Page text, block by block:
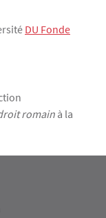
DU Fonde
romain à la